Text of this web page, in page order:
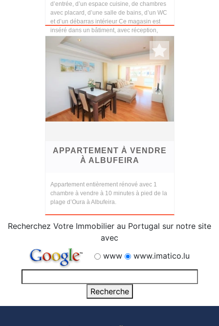
d’entrée, d’un espace cuisine, de chambres
avec placard, d’une salle de bains, d’un WC
et d’un débarras intérieur Ce magasin est
inséré dans un bâtiment, avec réception,
salle de...
APPARTEMENT À VENDRE
À ALBUFEIRA
Appartement entièrement rénové avec 1
chambre à vendre à 10 minutes à pied de la
plage d’Oura à Albufeira.
Recherchez Votre Immobilier au Portugal sur notre site
avec
www
www.imatico.lu